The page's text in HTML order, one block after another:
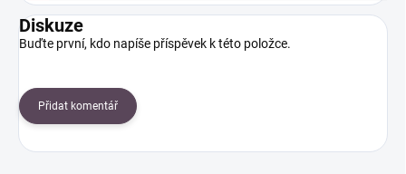
Diskuze
Buďte první, kdo napíše příspěvek k této položce.
Přidat komentář